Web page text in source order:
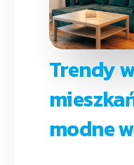
Trendy
modne